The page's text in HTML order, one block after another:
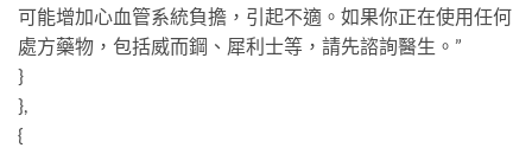
可能增加心血管系統負擔，引起不適。如果你正在使用任何
處方藥物，包括威而鋼、犀利士等，請先諮詢醫生。”
}
},
{